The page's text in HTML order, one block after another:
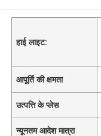
हाई लाइट:
आपूर्ति की क्षमता
उत्पत्ति के प्लेस
न्यूनतम आदेश मात्रा